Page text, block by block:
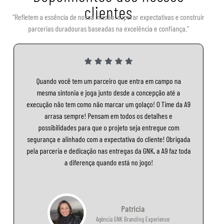
clientes
“Refletem a essência de nossa missão: superar expectativas e construir
parcerias duradouras baseadas na excelência e confiança.”
Quando você tem um parceiro que entra em campo na
mesma sintonia e joga junto desde a concepção até a
execução não tem como não marcar um golaço! O Time da A9
arrasa sempre! Pensam em todos os detalhes e
possibilidades para que o projeto seja entregue com
segurança e alinhado com a expectativa do cliente! Obrigada
pela parceria e dedicação nas entregas da GNK, a A9 faz toda
a diferença quando está no jogo!
Patricia
Agência GNK Branding Experience